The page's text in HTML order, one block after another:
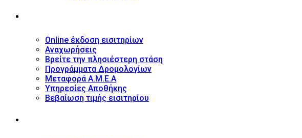
Online έκδοση εισιτηρίων
Αναχωρήσεις
Βρείτε την πλησιέστερη στάση
Προγράμματα Δρομολογίων
Μεταφορά Α.Μ.Ε.Α
Υπηρεσίες Αποθήκης
Βεβαίωση τιμής εισιτηρίου